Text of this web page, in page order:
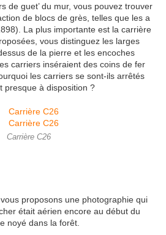
de guet’ du mur, vous pouvez trouver
de blocs de grès, telles que les a
La plus importante est la carrière
vous distinguez les larges
de la pierre et les encoches
carriers inséraient des coins de fer
les carriers se sont-ils arrêtés
presque à disposition ?
Carrière C26
proposons une photographie qui
était aérien encore au début du
noyé dans la forêt.